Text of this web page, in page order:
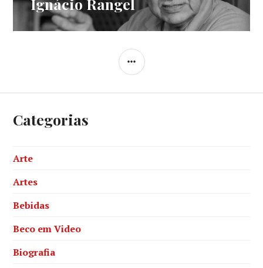
post:
Ignácio Rangel
SIDEBAR
Categorias
Arte
Artes
Bebidas
Beco em Video
Biografia